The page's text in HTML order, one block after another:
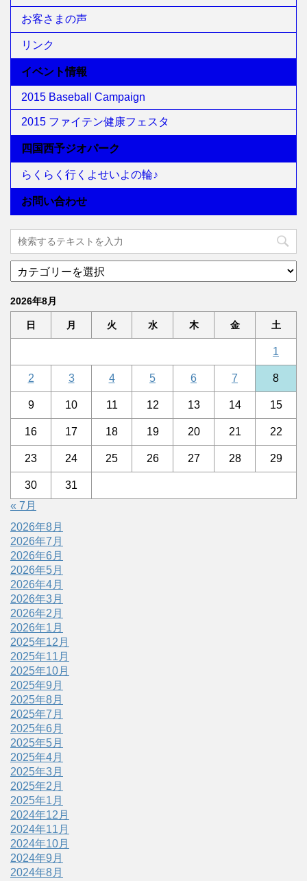
お客さまの声
リンク
イベント情報
2015 Baseball Campaign
2015 ファイテン健康フェスタ
四国西予ジオパーク
らくらく行くよせいよの輪♪
お問い合わせ
2026年8月
日 月 火 水 木 金 土
1
2 3 4 5 6 7 8
9 10 11 12 13 14 15
16 17 18 19 20 21 22
23 24 25 26 27 28 29
30
31
« 7月
2026年8月
2026年7月
2026年6月
2026年5月
2026年4月
2026年3月
2026年2月
2026年1月
2025年12月
2025年11月
2025年10月
2025年9月
2025年8月
2025年7月
2025年6月
2025年5月
2025年4月
2025年3月
2025年2月
2025年1月
2024年12月
2024年11月
2024年10月
2024年9月
2024年8月